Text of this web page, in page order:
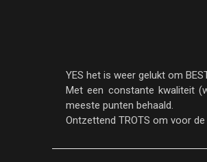
YES het is weer gelukt om
Met een constante kwaliteit
meeste punten behaald.
Ontzettend TROTS om voor